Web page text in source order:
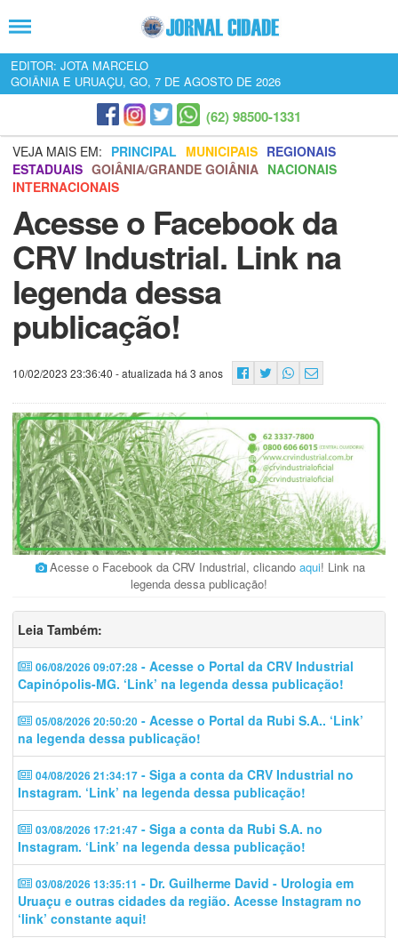
EDITOR: JOTA MARCELO
GOIÂNIA E URUAÇU, GO, 7 DE AGOSTO DE 2026
(62) 98500-1331
VEJA MAIS EM: PRINCIPAL MUNICIPAIS REGIONAIS
ESTADUAIS GOIÂNIA/GRANDE GOIÂNIA NACIONAIS
INTERNACIONAIS
Acesse o Facebook da
CRV Industrial. Link na
legenda dessa
publicação!
10/02/2023 23:36:40 - atualizada há 3 anos
Acesse o Facebook da CRV Industrial, clicando aqui! Link na
legenda dessa publicação!
Leia Também:
06/08/2026 09:07:28 - Acesse o Portal da CRV Industrial
Capinópolis-MG. ‘Link’ na legenda dessa publicação!
05/08/2026 20:50:20 - Acesse o Portal da Rubi S.A.. ‘Link’
na legenda dessa publicação!
04/08/2026 21:34:17 - Siga a conta da CRV Industrial no
Instagram. ‘Link’ na legenda dessa publicação!
03/08/2026 17:21:47 - Siga a conta da Rubi S.A. no
Instagram. ‘Link’ na legenda dessa publicação!
03/08/2026 13:35:11 - Dr. Guilherme David - Urologia em
Uruaçu e outras cidades da região. Acesse Instagram no
‘link’ constante aqui!